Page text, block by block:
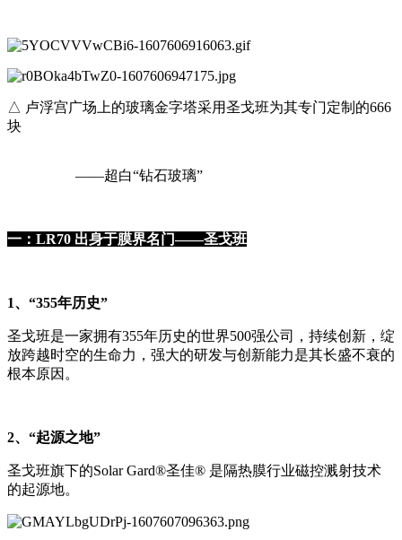
△ 卢浮宫广场上的玻璃金字塔采用圣戈班为其专门定制的666
块
——超白“钻石玻璃”
一：LR70 出身于膜界名门——圣戈班
1、“355年历史”
圣戈班是一家拥有355年历史的世界500强公司，持续创新，绽
放跨越时空的生命力，强大的研发与创新能力是其长盛不衰的
根本原因。
2、“起源之地”
圣戈班旗下的Solar Gard®圣佳® 是隔热膜行业磁控溅射技术
的起源地。